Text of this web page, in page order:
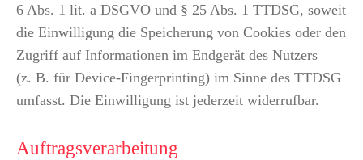
6 Abs. 1 lit. a DSGVO und § 25 Abs. 1 TTDSG, soweit
die Einwilligung die Speicherung von Cookies oder den
Zugriff auf Informationen im Endgerät des Nutzers
(z. B. für Device-Fingerprinting) im Sinne des TTDSG
umfasst. Die Einwilligung ist jederzeit widerrufbar.
Auftragsverarbeitung